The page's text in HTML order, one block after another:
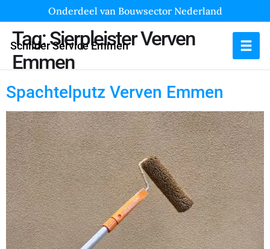
Onderdeel van Bouwsector Nederland
Schilder Service Emmen
Tag:Sierpleister Verven
Emmen
Spachtelputz Verven Emmen